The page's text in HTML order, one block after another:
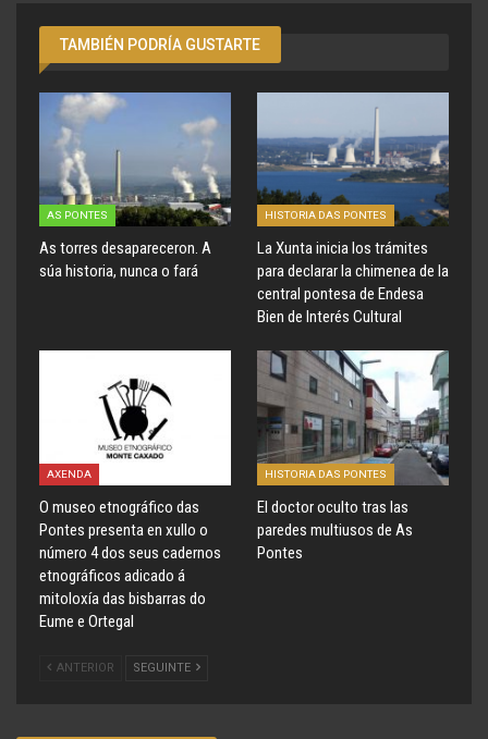
TAMBIÉN PODRÍA GUSTARTE
AS PONTES
As torres desapareceron. A
súa historia, nunca o fará
HISTORIA DAS PONTES
La Xunta inicia los trámites
para declarar la chimenea de la
central pontesa de Endesa
Bien de Interés Cultural
AXENDA
O museo etnográfico das
Pontes presenta en xullo o
número 4 dos seus cadernos
etnográficos adicado á
mitoloxía das bisbarras do
Eume e Ortegal
HISTORIA DAS PONTES
El doctor oculto tras las
paredes multiusos de As
Pontes
ANTERIOR SEGUINTE